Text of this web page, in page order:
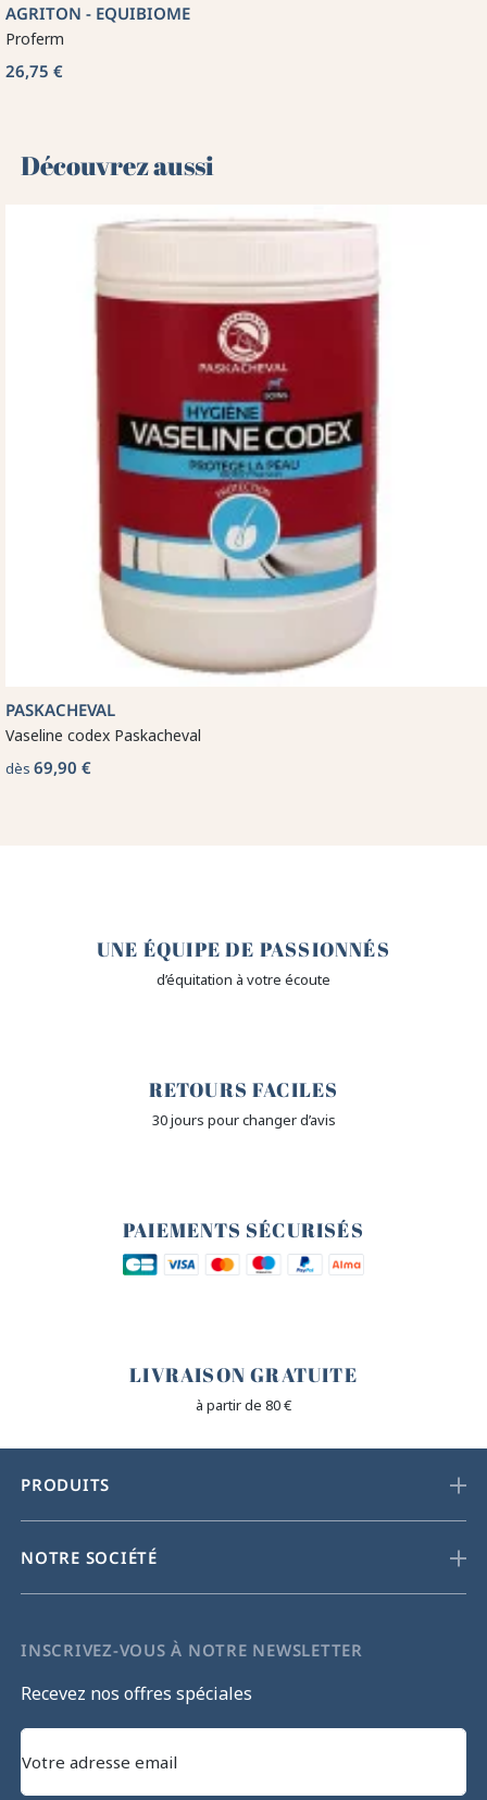
AGRITON - EQUIBIOME
Proferm
26,75 €
Découvrez aussi 🌻
PASKACHEVAL
Vaseline codex Paskacheval
dès 69,90 €
UNE ÉQUIPE DE PASSIONNÉS
d’équitation à votre écoute
RETOURS FACILES
30 jours pour changer d’avis
PAIEMENTS SÉCURISÉS
LIVRAISON GRATUITE
à partir de 80 €
PRODUITS
NOTRE SOCIÉTÉ
INSCRIVEZ-VOUS À NOTRE NEWSLETTER
Recevez nos offres spéciales